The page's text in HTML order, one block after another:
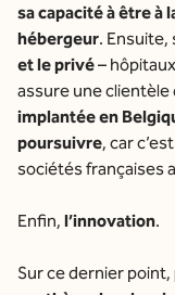
sa capacité à être à
hébergeur. Ensuite,
et le privé–
assure une clientèle
implantée en
poursuivre, car
sociétés françaises
Enfin, l’innovation.
Sur ce dernier point,